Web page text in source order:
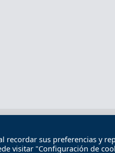
Contacto
sus preferencias y
visitar "Configuración de